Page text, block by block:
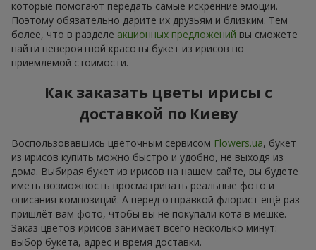
которые помогают передать самые искренние эмоции.
Поэтому обязательно дарите их друзьям и близким. Тем
более, что в разделе акционных предложений вы сможете
найти невероятной красоты букет из ирисов по
приемлемой стоимости.
Как заказать цветы ирисы с
доставкой по Киеву
Воспользовавшись цветочным сервисом Flowers.ua, букет
из ирисов купить можно быстро и удобно, не выходя из
дома. Выбирая букет из ирисов на нашем сайте, вы будете
иметь возможность просматривать реальные фото и
описания композиций. А перед отправкой флорист ещё раз
пришлёт вам фото, чтобы вы не покупали кота в мешке.
Заказ цветов ирисов занимает всего несколько минут:
выбор букета, адрес и время доставки.